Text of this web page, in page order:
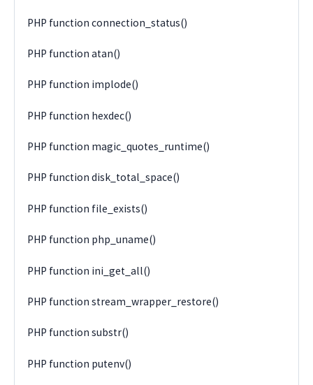
PHP function connection_status()
PHP function atan()
PHP function implode()
PHP function hexdec()
PHP function magic_quotes_runtime()
PHP function disk_total_space()
PHP function file_exists()
PHP function php_uname()
PHP function ini_get_all()
PHP function stream_wrapper_restore()
PHP function substr()
PHP function putenv()